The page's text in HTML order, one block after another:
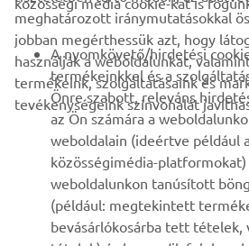
B2B
TÖBB YAMAHA
TÁMOGATÁS
HÍRLEVÉL
meghatározott iránymutatásokkal
jobban megérthessük azt, hogy
használják a weboldalunkat,
termékeink, szolgáltatásaink és
tevékenységeink színvonalát
A nyomkövető/hirdetési
termékeinkkel és a
Önre szabott, releváns
az Ön számára a
weboldalain (ideértve például
közösségimédia-platformokat)
weboldalunkon tanúsított
(például: megtekintett
bevásárlókosárba tett tételek,